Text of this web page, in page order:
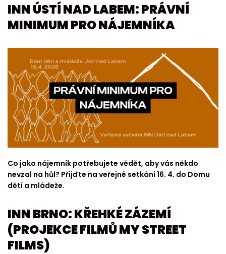
INN ÚSTÍ NAD LABEM: PRÁVNÍ
MINIMUM PRO NÁJEMNÍKA
Co jako nájemník potřebujete vědět, aby vás někdo
nevzal na hůl? Přijďte na veřejné setkání 16. 4. do Domu
dětí a mládeže.
INN BRNO: KŘEHKÉ ZÁZEMÍ
(PROJEKCE FILMŮ MY STREET
FILMS)